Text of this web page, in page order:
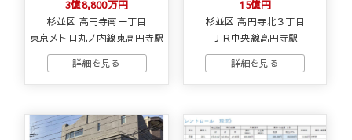
3億8,800万円
杉並区 高円寺南一丁目
東京メトロ丸ノ内線東高円寺駅
15億円
杉並区 高円寺北３丁目
ＪＲ中央線高円寺駅